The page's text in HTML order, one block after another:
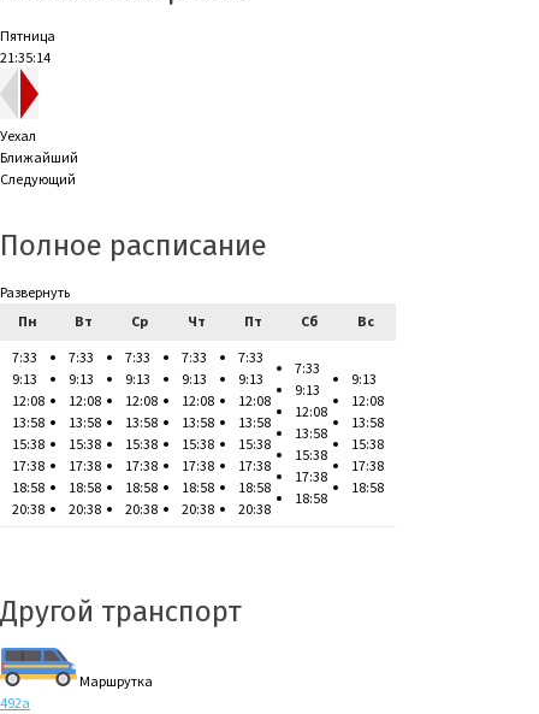
Пятница
21:35:15
Уехал
Ближайший
Следующий
Полное расписание
Развернуть
Пн
Вт Ср Чт Пт Сб
Вс
7:33
9:13
12:08
13:58
15:38
17:38
18:58
20:38
7:33
9:13
12:08
13:58
15:38
17:38
18:58
20:38
7:33
9:13
12:08
13:58
15:38
17:38
18:58
20:38
7:33
9:13
12:08
13:58
15:38
17:38
18:58
20:38
7:33
9:13
12:08
13:58
15:38
17:38
18:58
20:38
7:33
9:13
12:08
13:58
15:38
17:38
18:58
9:13
12:08
13:58
15:38
17:38
18:58
Другой транспорт
Маршрутка
492а